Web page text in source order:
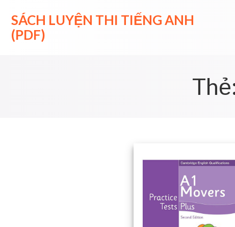
content
SÁCH LUYỆN THI TIẾNG ANH
(PDF)